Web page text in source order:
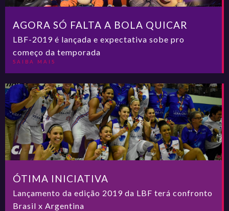
AGORA SÓ FALTA A BOLA QUICAR
LBF-2019 é lançada e expectativa sobe pro
começo da temporada
SAIBA MAIS
ÓTIMA INICIATIVA
Lançamento da edição 2019 da LBF terá confronto
Brasil x Argentina